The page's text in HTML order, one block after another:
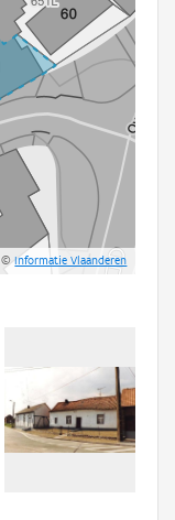
©Informatie Vlaanderen